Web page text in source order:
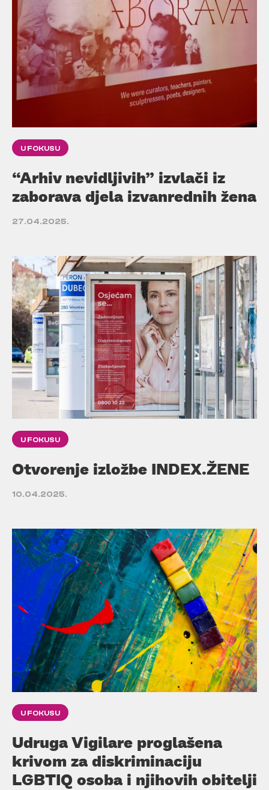
U FOKUSU
“Arhiv nevidljivih” izvlači iz
zaborava djela izvanrednih žena
27.04.2025.
U FOKUSU
Otvorenje izložbe INDEX.ŽENE
10.04.2025.
U FOKUSU
Udruga Vigilare proglašena
krivom za diskriminaciju
LGBTIQ osoba i njihovih obitelji